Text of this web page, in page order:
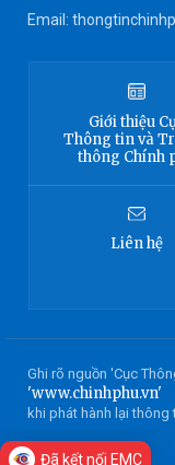
Email:
Giới thiệu
Thông tinvà
thông Chính
Liên hệ
Ghi rõ nguồn 'Cục
'www.chinhphu.vn'
khi phát hành lại thông
Đã kết nối EMC